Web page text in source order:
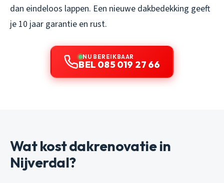
dan eindeloos lappen. Een nieuwe dakbedekking geeft
je 10 jaar garantie en rust.
NU BEREIKBAAR
BEL 085 019 27 66
Wat kost dakrenovatie in
Nijverdal?